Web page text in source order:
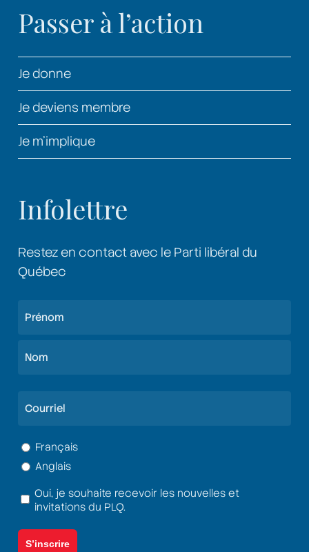
Passer à l’action
Je donne
Je deviens membre
Je m’implique
Infolettre
Restez en contact avec le Parti libéral du
Québec
Nom
Courriel
Langue
(Nécessaire)
Français
Anglais
Termes
conditions
Oui, je souhaite recevoir les nouvelles et
invitations du PLQ.